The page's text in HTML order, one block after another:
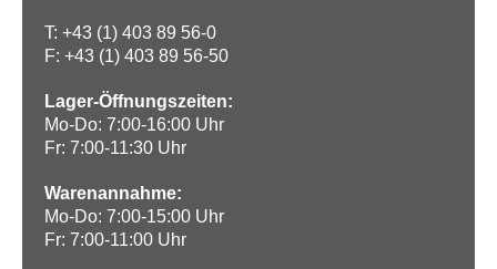
T: +43 (1) 403 89 56-0
F: +43 (1) 403 89 56-50
Lager-Öffnungszeiten:
Mo-Do: 7:00-16:00 Uhr
Fr: 7:00-11:30 Uhr
Warenannahme:
Mo-Do: 7:00-15:00 Uhr
Fr: 7:00-11:00 Uhr